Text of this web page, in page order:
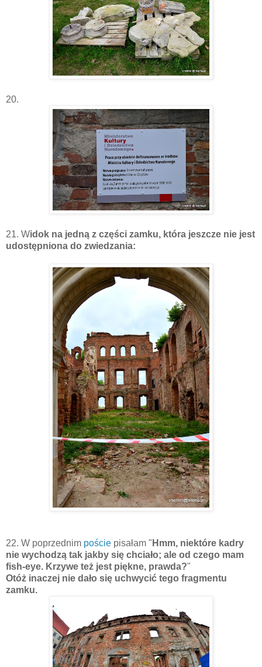
20.
21. Widok na jedną z części zamku, która jeszcze nie jest
udostępniona do zwiedzania:
22. W poprzednim poście pisałam " Hmm, niektóre kadry
nie wychodzą tak jakby się chciało; ale od czego mam
fish-eye. Krzywe też jest piękne, prawda?"
Otóż inaczej nie dało się uchwycić tego fragmentu
zamku.